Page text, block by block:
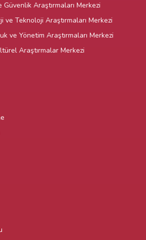
Güvenlik Araştırmaları Merkezi
ve Teknoloji Araştırmaları Merkezi
ve Yönetim Araştırmaları Merkezi
Araştırmalar Merkezi